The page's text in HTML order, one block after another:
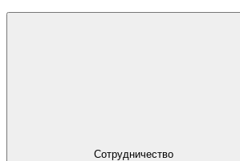
Сотрудничество